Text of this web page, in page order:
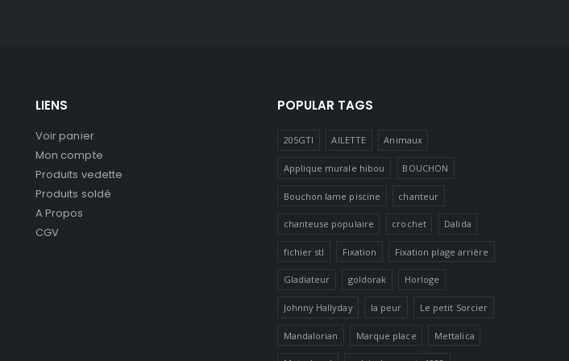
LIENS
Voir panier
Mon compte
Produits vedette
Produits soldé
A Propos
CGV
POPULAR TAGS
205GTI AILETTE Animaux
Applique murale hibou BOUCHON
Bouchon lame piscine chanteur
chanteuse populaire crochet Dalida
fichier stl Fixation Fixation plage arrière
Gladiateur goldorak Horloge
Johnny Hallyday la peur Le petit Sorcier
Mandalorian Marque place Mettalica